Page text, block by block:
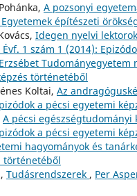
A pozsonyi
építészeti
Idegen nyelvi
1 szám 1 (2014):
Tudományegyetem
történetéből
Koltai, Az
a pécsi egyetemi
A pécsi egészségtudományi
a pécsi egyetemi
hagyományok és
történetéből
Tudásrendszerek , Per